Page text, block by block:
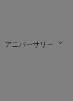
アニバーサリー